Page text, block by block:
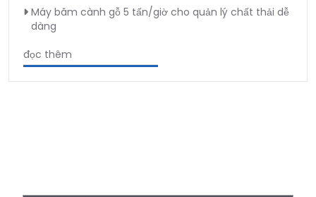
Máy băm cành gỗ 5 tấn/giờ cho quản lý chất thải dễ
dàng
đọc thêm